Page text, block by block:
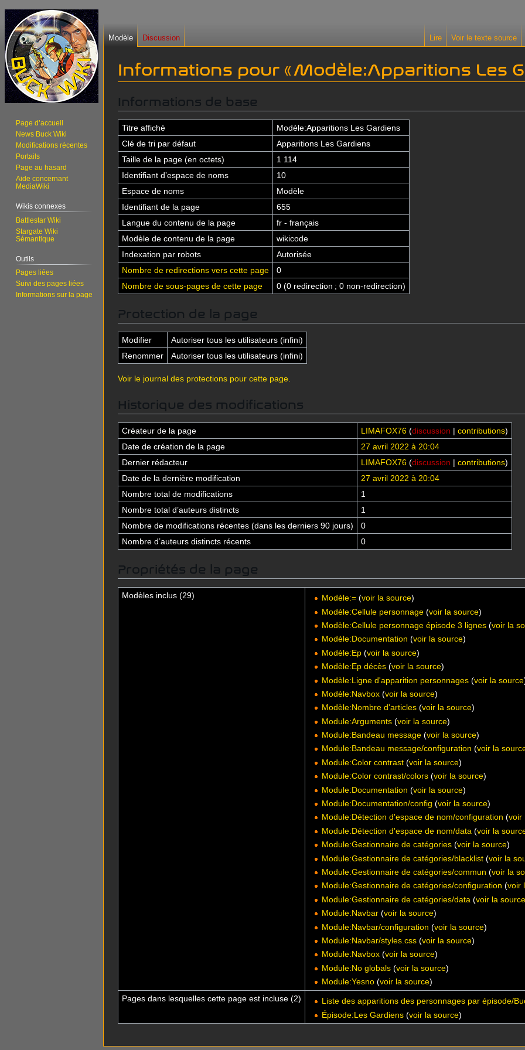
Informations pour « Modèle:Apparitions Les
Aller
à
la
navigation
Aller
à
la
recherche
Informations de base
Titre affiché
Modèle:Apparitions Les Gardiens
Clé de tri par défaut
Apparitions Les Gardiens
Taille de la page (en octets)
1 114
Identifiant dʼespace de noms
10
Espace de noms
Modèle
Identifiant de la page
655
Langue du contenu de la page
fr - français
Modèle de contenu de la page
wikicode
Indexation par robots
Autorisée
Nombre de redirections vers cette page
0
Nombre de sous-pages de cette page
0 (0 redirection ; 0 non-redirection)
Protection de la page
Modifier
Autoriser tous les utilisateurs (infini)
Renommer
Autoriser tous les utilisateurs (infini)
Voir le journal des protections pour cette page.
Historique des modifications
Créateur de la page LIMAFOX76 (discussion | contributions)
Date de création de la page
27 avril 2022 à 20:04
Dernier rédacteur
LIMAFOX76 (discussion | contributions)
Date de la dernière modification
27 avril 2022 à 20:04
Nombre total de modifications
1
Nombre total d’auteurs distincts
1
Nombre de modifications récentes (dans les derniers 90 jours)
0
Nombre d’auteurs distincts récents
0
Propriétés de la page
Modèles inclus (29) Modèle:=(voir la source)
Modèle:Cellule personnage(voir la source)
Modèle:Cellule personnage épisode 3 lignes(voir la
Modèle:Documentation (voir la source)
Modèle:Ep(voir la source)
Modèle:Ep décès(voir la source)
Modèle:Ligne d'apparition personnages(voir la source
Modèle:Navbox(voir la source)
Modèle:Nombre d'articles(voir la source)
Module:Arguments(voir la source)
Module:Bandeau message(voir la source)
Module:Bandeau message/configuration (voir la
Module:Color contrast(voir la source)
Module:Color contrast/colors(voir la source)
Module:Documentation (voir la source)
Module:Documentation/config (voir la source)
Module:Détection d'espace de nom/configuration (voir
Module:Détection d'espace de nom/data (voir la
Module:Gestionnaire de catégories(voir la source)
Module:Gestionnaire de catégories/blacklist(voir la
Module:Gestionnaire de catégories/commun (voir la
Module:Gestionnaire de catégories/configuration (voir
Module:Gestionnaire de catégories/data (voir la source
Module:Navbar(voir la source)
Module:Navbar/configuration (voir la source)
Module:Navbar/styles.css(voir la source)
Module:Navbox(voir la source)
Module:No globals(voir la source)
Module:Yesno(voir la source)
Pages dans lesquelles cette page est incluse (2)
Liste des apparitions des personnages par épisode/
Épisode:Les Gardiens(voir la source)
Modèle Discussion Lire Voir le texte source
Page d’accueil
News Buck Wiki
Modifications récentes
Portails
Page au hasard
Aide concernant
MediaWiki
Wikis connexes
Battlestar Wiki
Stargate Wiki
Sémantique
Outils
Pages liées
Suivi des pages liées
Informations sur la page